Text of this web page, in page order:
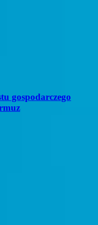
gospodarczego